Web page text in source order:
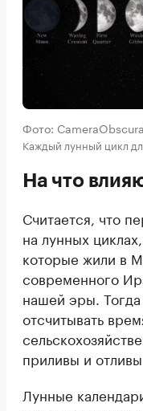
Фото:
Каждый лунный цикл
На что
Считается, что
на лунных
которые жили в
современного
нашей эры.
отсчитывать
приливы и
Лунные